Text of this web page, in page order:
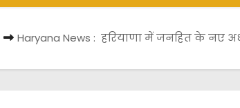
Haryana News : हरियाणा में जनहित के नए